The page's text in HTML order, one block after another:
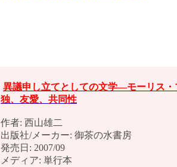
異議申し立てとしての文学―モーリス・
独、友愛、共同性
作者: 西山雄二
出版社/メーカー: 御茶の水書房
発売日: 2007/09
メディア: 単行本